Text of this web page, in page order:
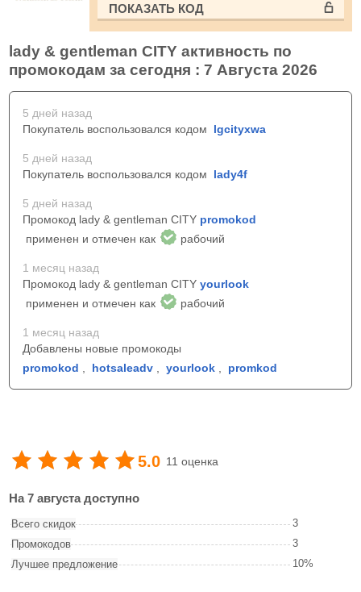
ПОКАЗАТЬ КОД
lady & gentleman CITY активность по
промокодам за сегодня : 7 Августа 2026
5 дней назад
Покупатель воспользовался кодом lgcityxwa
5 дней назад
Покупатель воспользовался кодом lady4f
5 дней назад
Промокод lady & gentleman CITY promokod
применен и отмечен как
рабочий
1 месяц назад
Промокод lady & gentleman CITY yourlook
применен и отмечен как
рабочий
1 месяц назад
Добавлены новые промокоды
promokod
hotsaleadv yourlook promkod
5.0 11 оценка
На 7 августа доступно
Всего скидок
3
Промокодов
3
Лучшее предложение
10%